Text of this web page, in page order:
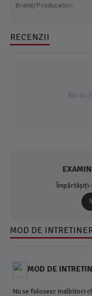
Brand/Producator:
RECENZII
Nu au
MOD DE
MOD DE
Nu se folosesc inalbitori